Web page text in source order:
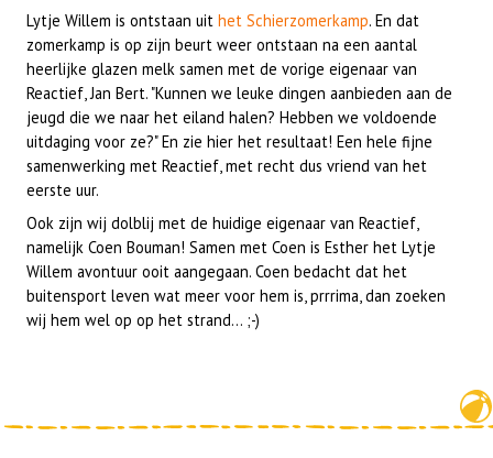
Lytje Willem is ontstaan uit het Schierzomerkamp. En dat
zomerkamp is op zijn beurt weer ontstaan na een aantal
heerlijke glazen melk samen met de vorige eigenaar van
Reactief, Jan Bert. "Kunnen we leuke dingen aanbieden aan de
jeugd die we naar het eiland halen? Hebben we voldoende
uitdaging voor ze?" En zie hier het resultaat! Een hele fijne
samenwerking met Reactief, met recht dus vriend van het
eerste uur.
Ook zijn wij dolblij met de huidige eigenaar van Reactief,
namelijk Coen Bouman! Samen met Coen is Esther het Lytje
Willem avontuur ooit aangegaan. Coen bedacht dat het
buitensport leven wat meer voor hem is, prrrima, dan zoeken
wij hem wel op op het strand... ;-)